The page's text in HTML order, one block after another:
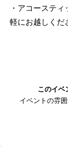
・アコーステ
軽にお越しくだ
このイベ
イベントの雰